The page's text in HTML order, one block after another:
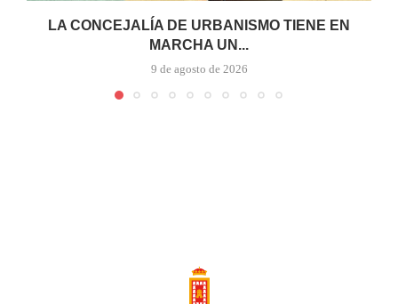
LA CONCEJALÍA DE URBANISMO TIENE EN
MARCHA UN...
9 de agosto de 2026